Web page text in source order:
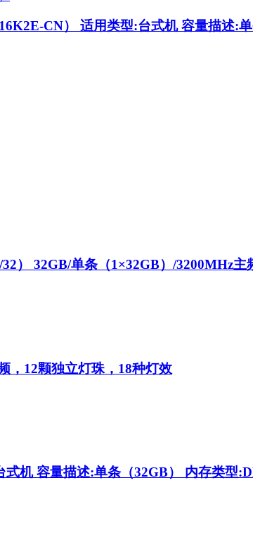
CN） 适用类型:台式机 容量描述:
） 32GB/单条（1×32GB）/3200MHz主
，12颗独立灯珠，18种灯效
式机 容量描述:单条（32GB） 内存类型